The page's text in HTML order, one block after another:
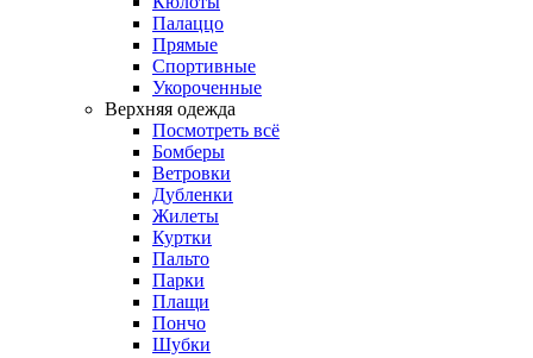
Палаццо
Прямые
Спортивные
Укороченные
Верхняя одежда
Посмотреть всё
Бомберы
Ветровки
Дубленки
Жилеты
Куртки
Пальто
Парки
Плащи
Пончо
Шубки